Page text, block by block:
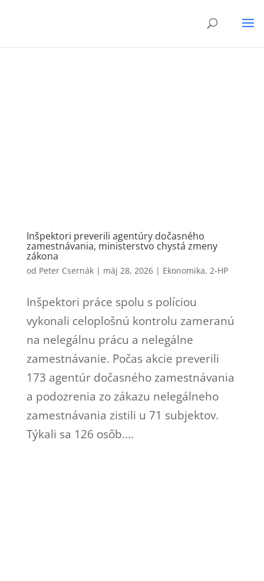
Inšpektori preverili agentúry dočasného
zamestnávania, ministerstvo chystá zmeny
zákona
od Peter Csernák| máj 28, 2026| Ekonomika, 2-HP
Inšpektori práce spolu s políciou
vykonali celoplošnú kontrolu zameranú
na nelegálnu prácu a nelegálne
zamestnávanie. Počas akcie preverili
173 agentúr dočasného zamestnávania
a podozrenia zo zákazu nelegálneho
zamestnávania zistili u 71 subjektov.
Týkali sa 126 osôb....